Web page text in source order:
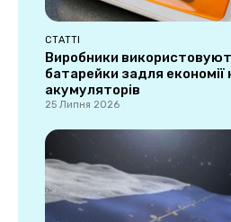
СТАТТІ
Виробники
батарейки задля економії
акумуляторів
25 Липня 2026